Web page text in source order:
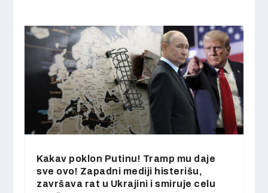
Kakav poklon Putinu! Tramp mu daje
sve ovo! Zapadni mediji histerišu,
završava rat u Ukrajini i smiruje celu